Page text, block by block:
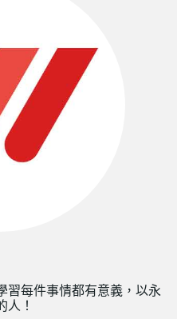
習每件事情都有意義，以永
！